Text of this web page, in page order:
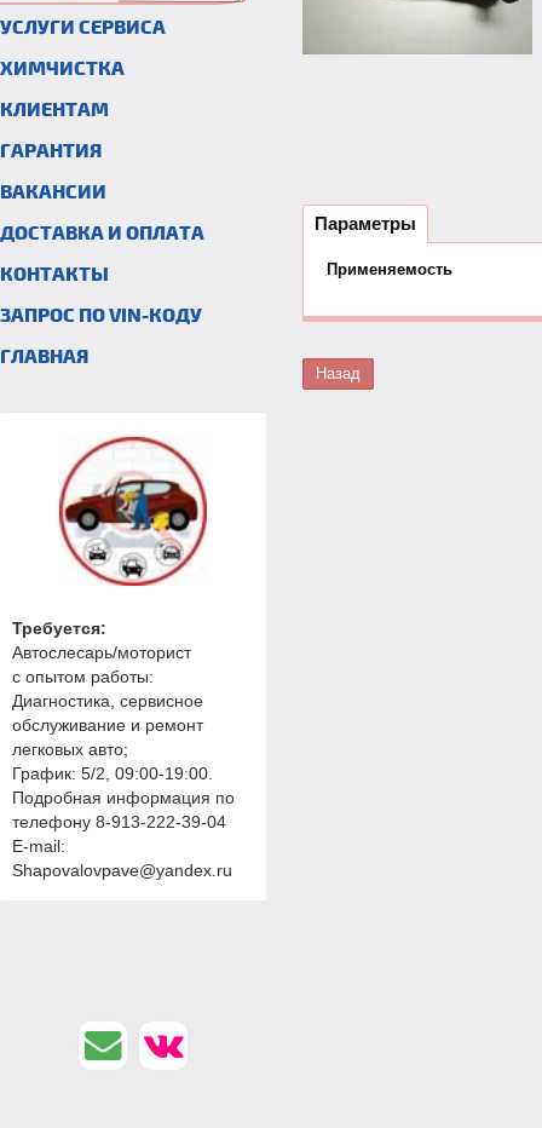
УСЛУГИ СЕРВИСА
ХИМЧИСТКА
КЛИЕНТАМ
ГАРАНТИЯ
ВАКАНСИИ
ДОСТАВКА И ОПЛАТА
КОНТАКТЫ
ЗАПРОС ПО VIN-КОДУ
ГЛАВНАЯ
Требуется:
Автослесарь/моторист
с опытом работы:
Диагностика, сервисное
обслуживание и ремонт
легковых авто;
График: 5/2, 09:00-19:00.
Подробная информация по
телефону 8-913-222-39-04
E-mail:
Shapovalovpave@yandex.ru
Параметры
Применяемость
Назад